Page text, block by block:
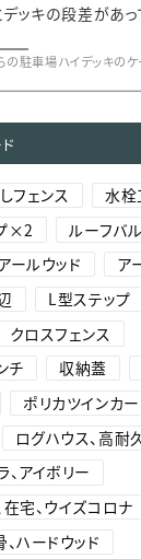
デッキの段差があ
の駐車場ハイデッキの
フェンス 水栓
×2
ルーフバ
ールウッド ア
L型ステップ
クロスフェンス
チ
収納蓋
ポリカツインカ
ログハウス、高耐久
、アイボリー
在宅、ウイズコロナ
、ハードウッド